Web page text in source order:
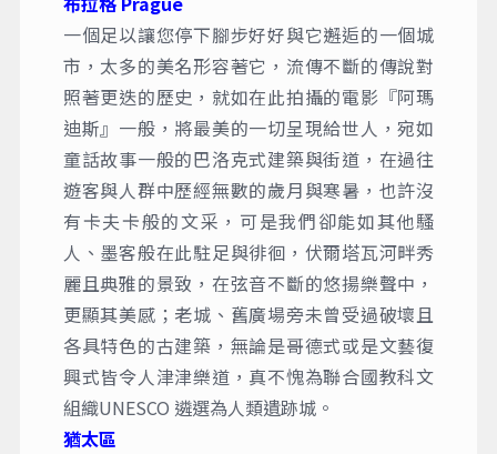
一個足以讓您停下腳步好好與它邂逅的一個城
市，太多的美名形容著它，流傳不斷的傳說對
照著更迭的歷史，就如在此拍攝的電影『阿瑪
迪斯』一般，將最美的一切呈現給世人，宛如
童話故事一般的巴洛克式建築與街道，在過往
遊客與人群中歷經無數的歲月與寒暑，也許沒
有卡夫卡般的文采，可是我們卻能如其他騷
人、墨客般在此駐足與徘徊，伏爾塔瓦河畔秀
麗且典雅的景致，在弦音不斷的悠揚樂聲中，
更顯其美感；老城、舊廣場旁未曾受過破壞且
各具特色的古建築，無論是哥德式或是文藝復
興式皆令人津津樂道，真不愧為聯合國教科文
組織UNESCO 遴選為人類遺跡城。
猶太區